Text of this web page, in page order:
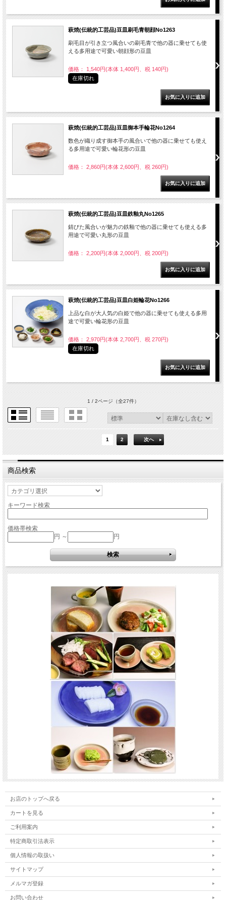
萩焼(伝統的工芸品)豆皿刷毛青朝顔No1263
刷毛目が引き立つ風合いの刷毛青で他の器に乗せても使
える多用途で可愛い朝顔形の豆皿
価格： 1,540円(本体 1,400円、税 140円)
在庫切れ
萩焼(伝統的工芸品)豆皿御本手輪花No1264
数色が織り成す御本手の風合いで他の器に乗せても使え
る多用途で可愛い輪花形の豆皿
価格： 2,860円(本体 2,600円、税 260円)
萩焼(伝統的工芸品)豆皿鉄釉丸No1265
錆びた風合いが魅力の鉄釉で他の器に乗せても使える多
用途で可愛い丸形の豆皿
価格： 2,200円(本体 2,000円、税 200円)
萩焼(伝統的工芸品)豆皿白姫輪花No1266
上品な白が大人気の白姫で他の器に乗せても使える多用
途で可愛い輪花形の豆皿
価格： 2,970円(本体 2,700円、税 270円)
在庫切れ
1 / 2ページ（全27件）
1 2 次へ
商品検索
キーワード検索
価格帯検索
円 ～
円
お店のトップへ戻る
カートを見る
ご利用案内
特定商取引法表示
個人情報の取扱い
サイトマップ
メルマガ登録
お問い合わせ